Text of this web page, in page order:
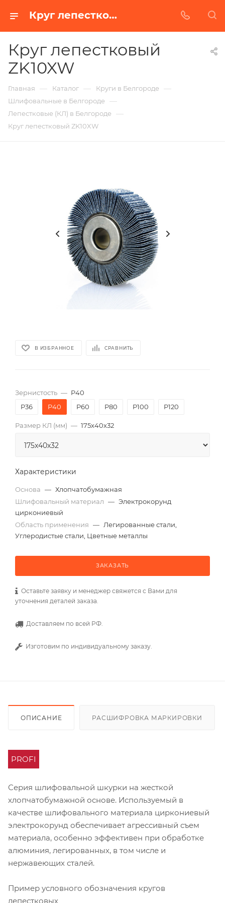
Круг лепестковый ZK10XW в Белгороде | Купить по недорогой цене от Абразивного Завода
Круг лепестковый
ZK10XW
Главная — Каталог — Круги в Белгороде —
Шлифовальные в Белгороде —
Лепестковые (КЛ) в Белгороде —
Круг лепестковый ZK10XW
В ИЗБРАННОЕ СРАВНИТЬ
Зернистость — P40
P36
P40 P60 P80 P100 P120
Размер КЛ (мм) — 175x40x32
Характеристики
Основа — Хлопчатобумажная
Шлифовальный материал — Электрокорунд
циркониевый
Область применения — Легированные стали,
Углеродистые стали, Цветные металлы
ЗАКАЗАТЬ
Оставьте заявку и менеджер свяжется с Вами для
уточнения деталей заказа.
Доставляем по всей РФ.
Изготовим по индивидуальному заказу.
ОПИСАНИЕ РАСШИФРОВКА МАРКИРОВКИ
PROFI
Серия шлифовальной шкурки на жесткой
хлопчатобумажной основе. Используемый в
качестве шлифовального материала циркониевый
электрокорунд обеспечивает агрессивный съем
материала, особенно эффективен при обработке
алюминия, легированных, в том числе и
нержавеющих сталей.
Пример условного обозначения кругов
лепестковых